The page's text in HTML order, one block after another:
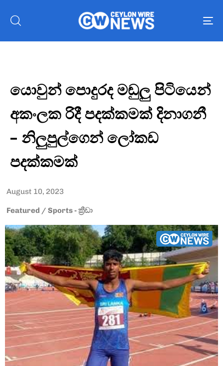
Type and hit enter
යොවුන් පොදුරද මඬුලු පිටියෙන්
අකංලක රිදී පදක්කමක් දිනාගනී
– නිලුපුල්ගෙන් ලෝකඩ
පදක්කමක්
August 10, 2023
Featured / Sports - ක්‍රීඩා